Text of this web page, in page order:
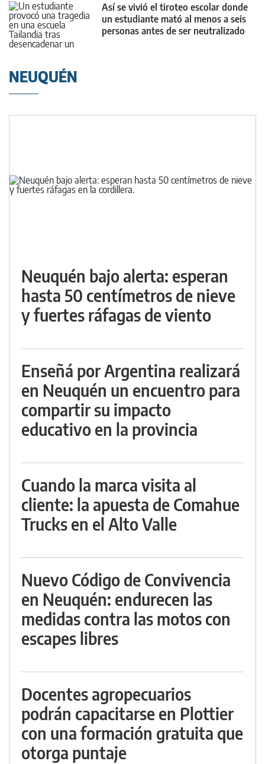
Así se vivió el tiroteo escolar donde
un estudiante mató al menos a seis
personas antes de ser neutralizado
NEUQUÉN
Neuquén bajo alerta: esperan
hasta 50 centímetros de nieve
y fuertes ráfagas de viento
Enseñá por Argentina realizará
en Neuquén un encuentro para
compartir su impacto
educativo en la provincia
Cuando la marca visita al
cliente: la apuesta de Comahue
Trucks en el Alto Valle
Nuevo Código de Convivencia
en Neuquén: endurecen las
medidas contra las motos con
escapes libres
Docentes agropecuarios
podrán capacitarse en Plottier
con una formación gratuita que
otorga puntaje